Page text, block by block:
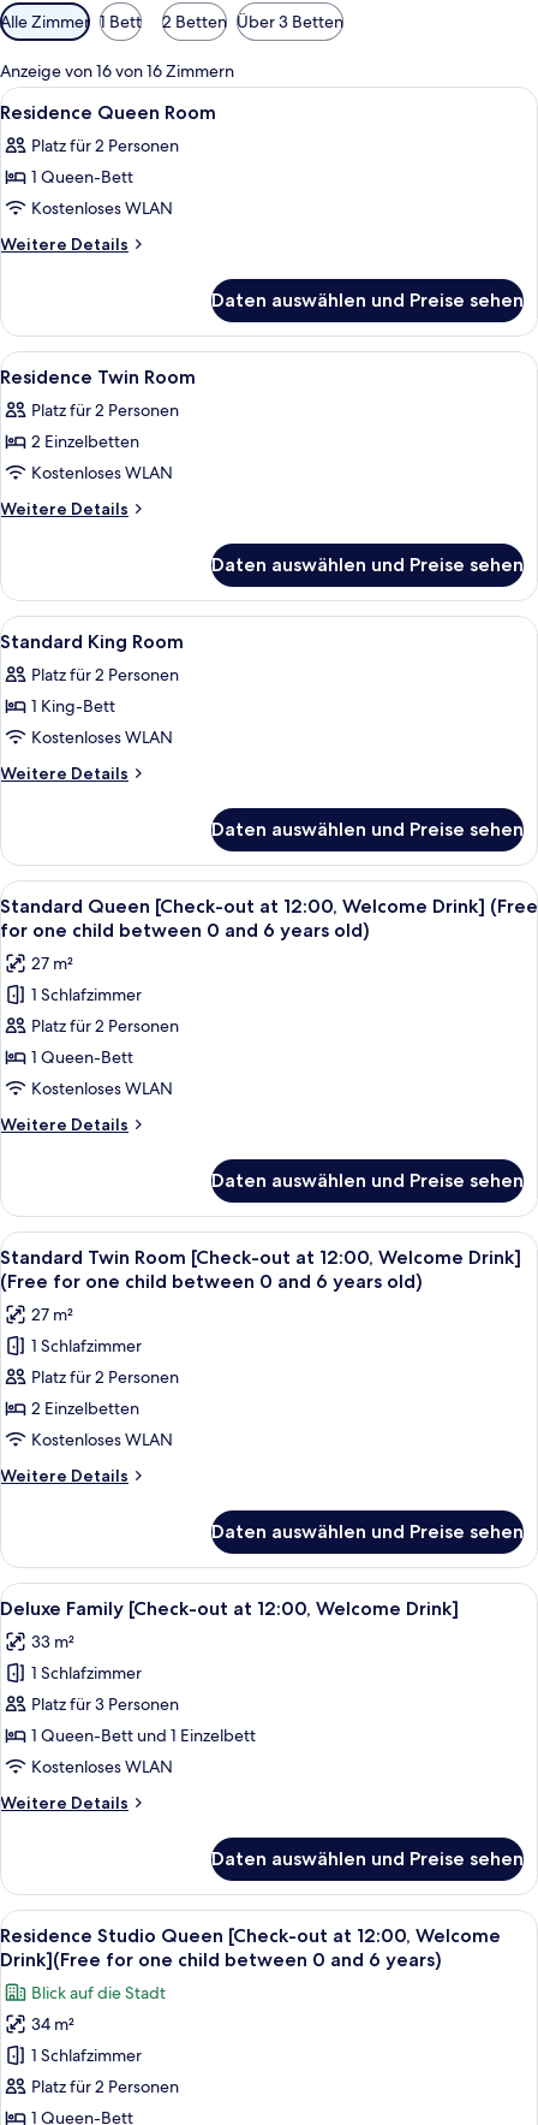
Verfügbare
Filter
für
Zimmer
Alle Zimmer 1 Bett 2 Betten Über 3 Betten
Anzeige von 16 von 16 Zimmern
Alle
Fotos
für
Residence
Queen
Room
Verdunkelungsvorhänge,
3
Residence Queen Room
Platz für 2 Personen
1 Queen-Bett
Kostenloses WLAN
Weitere Details
Weitere
Queen
Room
Daten auswählen und Preise sehen
Alle
Fotos
für
Residence
Twin
Room
Verdunkelungsvorhänge,
3
Residence Twin Room
Platz für 2 Personen
2 Einzelbetten
Kostenloses WLAN
Weitere Details
Weitere
Twin
Room
Daten auswählen und Preise sehen
Alle
Fotos
für
Standard
King
Room
Verdunkelungsvorhänge,
2
Standard King Room
Platz für 2 Personen
1 King-Bett
Kostenloses WLAN
Weitere Details
Weitere
King
Room
Daten auswählen und Preise sehen
Alle
Fotos
für
Standard
Queen
[Check-
out
at
12:00,
Welcome
(Free
for
one
child
between
0
and
6
years
old)
anzeigen
Ein Hotelzimmer mit einem großen
4
Standard Queen [Check-out at 12:00, Welcome Drink] (Free
for one child between 0 and 6 years old)
27 m²
1 Schlafzimmer
Platz für 2 Personen
1 Queen-Bett
Kostenloses WLAN
Weitere Details
Weitere
Queen
[Check-
out
at
12:00,
Welcome
Drink]
(Free
for
one
between
0
and
old)
Daten auswählen und Preise sehen
Alle
Fotos
für
Standard
Twin
Room
[Check-
out
at
12:00,
Drink]
(Free
for
one
child
between
0
and
6
years
Ein Hotelzimmer mit zwei Betten,
4
Standard Twin Room [Check-out at 12:00, Welcome Drink]
(Free for one child between 0 and 6 years old)
27 m²
1 Schlafzimmer
Platz für 2 Personen
2 Einzelbetten
Kostenloses WLAN
Weitere Details
Weitere
Twin
Room
[Check-
at
12:00,
Welcome
Drink]
(Free
for
one
child
6
years
old)
Daten auswählen und Preise sehen
Alle
Fotos
für
Deluxe
Family
[Check-
out
12:00,
anzeigen
Ein modernes Hotelzimmer mit zwei
4
Deluxe Family [Check-out at 12:00, Welcome Drink]
33 m²
1 Schlafzimmer
Platz für 3 Personen
1 Queen-Bett und 1 Einzelbett
Kostenloses WLAN
Weitere Details
Weitere
Family
[Check-
out
at
Welcome
Drink]
Daten auswählen und Preise sehen
Alle
Fotos
für
Residence
Studio
Queen
[Check-
out
Ein kleines Hotelzimmer mit Bett,
6
Residence Studio Queen [Check-out at 12:00, Welcome
Drink](Free for one child between 0 and 6 years)
Blick auf die Stadt
34 m²
1 Schlafzimmer
Platz für 2 Personen
1 Queen-Bett